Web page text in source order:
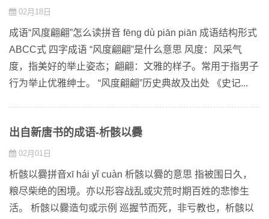
02月18日
成语“风度翩翩”怎么读拼音 fēnɡ dù piān piān 成语结构形式
ABCC式 四字成语 “风度翩翩”是什么意思 风度：风采气
度，指美好的举止姿态；翩翩：文雅的样子。常用于指男子
行为举止优雅绅士。 “风度翩翩”历史典故及出处 《史记...
出自新唐书的成语-析骸以爨
02月01日
析骸以爨拼音xī hái yǐ cuàn 析骸以爨的意思 指被围日久，
粮尽柴绝的困境。亦以形容战乱或灾荒时期百姓的悲惨生
活。 析骸以爨造句或示例 巡握节而死，非亏教也，析骸以